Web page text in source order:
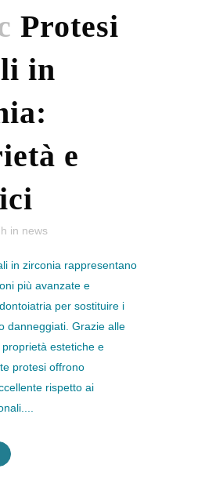
Protesi
in
e
in news
in zirconia rappresentano
più avanzate e
per sostituire i
danneggiati. Grazie alle
estetiche e
protesi offrono
rispetto ai